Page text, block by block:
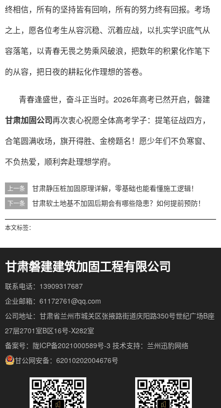
终相信，所有的坚持皆有回响，所有的努力终有回报。考场
之上，愿各位考生从容沉稳、沉着应战，以扎实学识底气从
容落笔，以青春无畏之势乘风破浪，把数年的积累化作笔下
的从容，把日夜的耕耘化作理想的答卷。
青春逢盛世，奋斗正当时。2026年高考已然开启，磐建
甘肃加固公司再次衷心祝愿全体高考学子：提笔征战四方，
合笔圆满收场，旗开得胜、金榜题名！愿少年们不负寒窗、
不负热爱，顺利奔赴理想学府。
上一条 甘肃静压桩加固原理详解，零基础也能看懂施工逻辑！
下一条 甘肃软土地基不加固后期会有哪些隐患？如何提前预防！
本文标签：
甘肃磐建建筑加固工程有限公司
联系电话：13909317687
企业邮箱：61172761@qq.com
公司地址：甘肃省兰州市城关区张掖路街道庆阳路350号世纪广场B座
27层2701室B区16号-X282室
备案号：陇ICP备2021000589号-3 技术支持： 兰州迅豹网络
甘公网安备：62010202004676号